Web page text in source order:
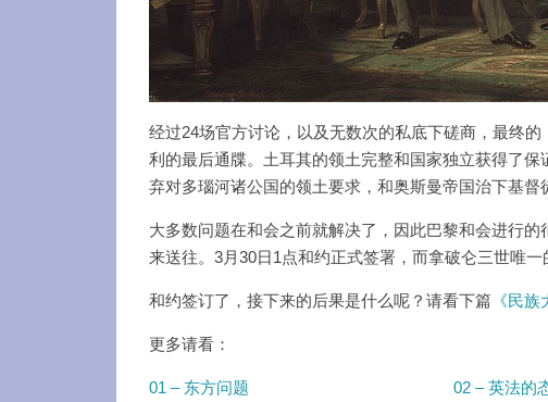
经过24场官方讨论，以及无数次的私底下磋商，最终
利的最后通牒。土耳其的领土完整和国家独立获得了
弃对多瑙河诸公国的领土要求，和奥斯曼帝国治下基督
大多数问题在和会之前就解决了，因此巴黎和会进行
来送往。3月30日1点和约正式签署，而拿破仑三世唯
和约签订了，接下来的后果是什么呢？请看下篇 《民族
更多请看：
01 – 东方问题 02 – 英法的